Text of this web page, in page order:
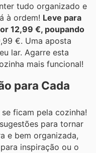
tudo organizado e
à ordem! Leve para
12,99 €, poupando
€. Uma aposta
lar. Agarre esta
mais funcional!
para Cada
ficam pela cozinha!
para tornar
e bem organizada,
inspiração ou o